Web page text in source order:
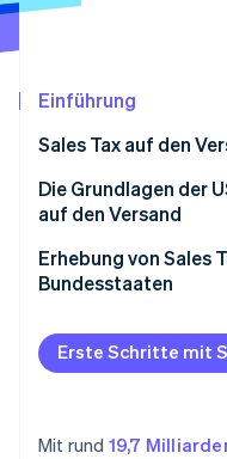
Jetzt
Einführung
Sales Tax auf den
Die Grundlagen der
auf den Versand
Erhebung von Sales
Bundesstaaten
Erste Schritte mit
Mit rund 19,7